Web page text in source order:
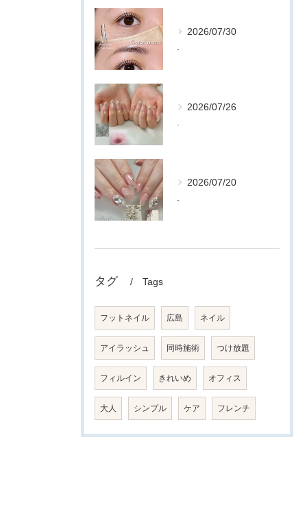
2026/07/30
2026/07/26
2026/07/20
タグ Tags
フットネイル 広島 ネイル
アイラッシュ 同時施術 つけ放題
フィルイン きれいめ オフィス
大人 シンプル ケア フレンチ